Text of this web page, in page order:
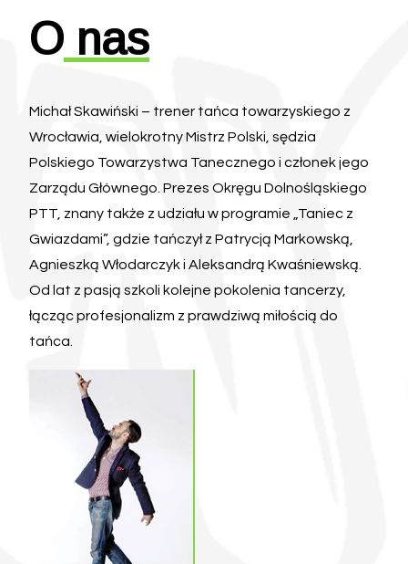
O nas
Michał Skawiński – trener tańca towarzyskiego z
Wrocławia, wielokrotny Mistrz Polski, sędzia
Polskiego Towarzystwa Tanecznego i członek jego
Zarządu Głównego. Prezes Okręgu Dolnośląskiego
PTT, znany także z udziału w programie „Taniec z
Gwiazdami”, gdzie tańczył z Patrycją Markowską,
Agnieszką Włodarczyk i Aleksandrą Kwaśniewską.
Od lat z pasją szkoli kolejne pokolenia tancerzy,
łącząc profesjonalizm z prawdziwą miłością do
tańca.